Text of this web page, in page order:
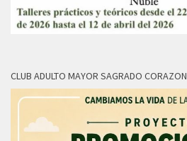
CLUB ADULTO MAYOR SAGRADO CORAZON